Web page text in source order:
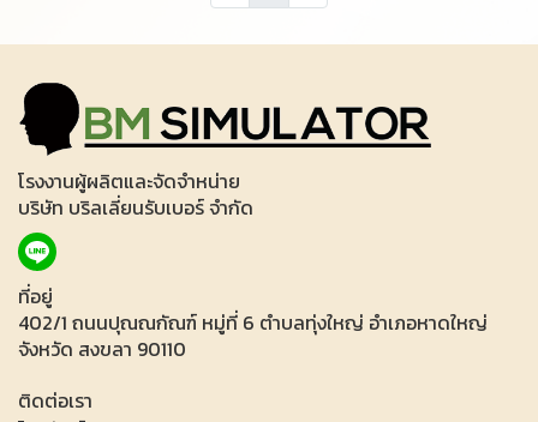
โรงงานผู้ผลิตและจัดจำหน่าย
บริษัท บริลเลี่ยนรับเบอร์ จำกัด
ที่อยู่
402/1 ถนนปุณณกัณฑ์ หมู่ที่ 6 ตำบลทุ่งใหญ่ อำเภอหาดใหญ่
จังหวัด สงขลา 90110
ติดต่อเรา